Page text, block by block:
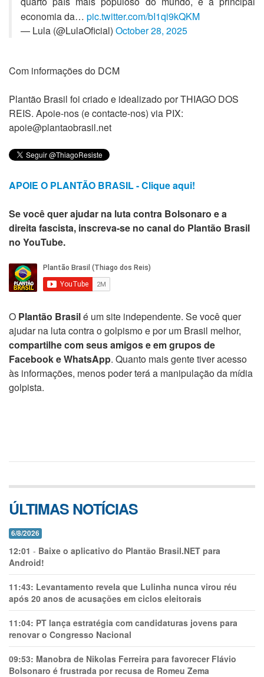
economia da… pic.twitter.com/bI1qi9kQKM
— Lula (@LulaOficial) October 28, 2025
Com informações do DCM
Plantão Brasil foi criado e idealizado por THIAGO DOS
REIS. Apoie-nos (e contacte-nos) via PIX:
apoie@plantaobrasil.net
APOIE O PLANTÃO BRASIL - Clique aqui!
Se você quer ajudar na luta contra Bolsonaro e a
direita fascista, inscreva-se no canal do Plantão Brasil
no YouTube.
O Plantão Brasilé um site independente. Se você quer
ajudar na luta contra o golpismo e por um Brasil melhor,
compartilhe com seus amigos e em grupos de
Facebook e WhatsApp. Quanto mais gente tiver acesso
às informações, menos poder terá a manipulação da mídia
golpista.
ÚLTIMAS NOTÍCIAS
6/8/2026
12:01 - Baixe o aplicativo do Plantão Brasil.NET para
Android!
11:43: Levantamento revela que Lulinha nunca virou réu
após 20 anos de acusações em ciclos eleitorais
11:04: PT lança estratégia com candidaturas jovens para
renovar o Congresso Nacional
09:53: Manobra de Nikolas Ferreira para favorecer Flávio
Bolsonaro é frustrada por recusa de Romeu Zema